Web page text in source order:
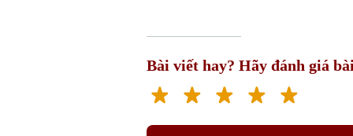
Bài viết hay? Hãy đánh giá